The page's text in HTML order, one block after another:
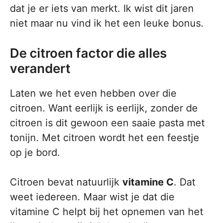
dat je er iets van merkt. Ik wist dit jaren
niet maar nu vind ik het een leuke bonus.
De citroen factor die alles
verandert
Laten we het even hebben over die
citroen. Want eerlijk is eerlijk, zonder de
citroen is dit gewoon een saaie pasta met
tonijn. Met citroen wordt het een feestje
op je bord.
Citroen bevat natuurlijk vitamine C. Dat
weet iedereen. Maar wist je dat die
vitamine C helpt bij het opnemen van het